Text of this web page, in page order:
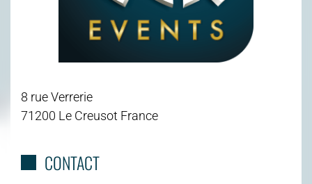
8 rue Verrerie
71200 Le Creusot France
CONTACT